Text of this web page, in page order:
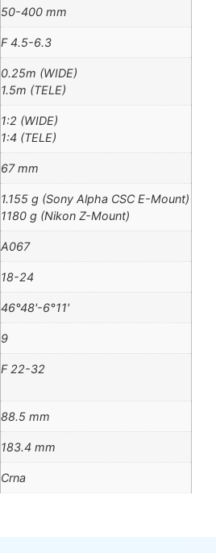
50-400 mm
F 4.5-6.3
0.25m (WIDE)
1.5m (TELE)
1:2 (WIDE)
1:4 (TELE)
67 mm
1.155 g (Sony Alpha CSC E-Mount)
1180 g (Nikon Z-Mount)
A067
18-24
46°48'-6°11'
9
F 22-32
88.5 mm
183.4 mm
Crna